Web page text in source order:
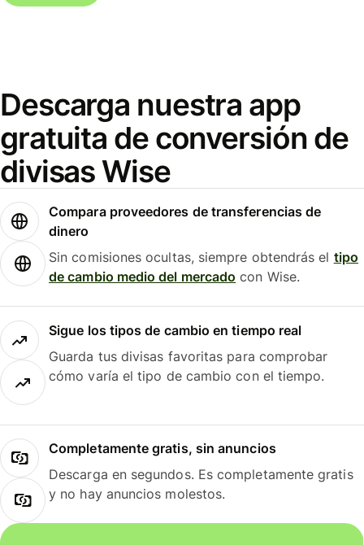
Descarga nuestra app
gratuita de conversión de
divisas Wise
Compara proveedores de transferencias de
dinero
Sin comisiones ocultas, siempre obtendrás el tipo
de cambio medio del mercado con Wise.
Sigue los tipos de cambio en tiempo real
Guarda tus divisas favoritas para comprobar
cómo varía el tipo de cambio con el tiempo.
Completamente gratis, sin anuncios
Descarga en segundos. Es completamente gratis
y no hay anuncios molestos.